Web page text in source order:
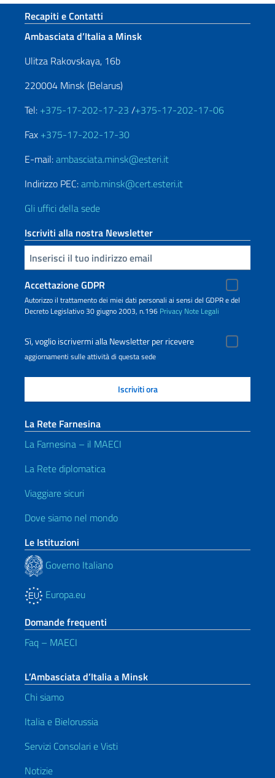
Sezione footer
Recapiti e Contatti
Ambasciata d’Italia a Minsk
Ulitza Rakovskaya, 16b
220004 Minsk (Belarus)
Tel: +375-17-202-17-23 /+375-17-202-17-06
Fax +375-17-202-17-30
E-mail:ambasciata.minsk@esteri.it
Indirizzo PEC:amb.minsk@cert.esteri.it
Gli uffici della sede
Iscriviti alla nostra Newsletter
Inserisci la tua email
Accettazione GDPR
Autorizzo il trattamento dei miei dati personali ai sensi del GDPR e del
Decreto Legislativo 30 giugno 2003, n.196 Privacy Note Legali
Sì, voglio iscrivermi alla Newsletter per ricevere
aggiornamenti sulle attività di questa sede
La Rete Farnesina
La Farnesina – il MAECI
La Rete diplomatica
Viaggiare sicuri
Dove siamo nel mondo
Le Istituzioni
Governo Italiano
Europa.eu
Domande frequenti
Faq – MAECI
L’Ambasciata d’Italia a Minsk
Chi siamo
Italia e Bielorussia
Servizi Consolari e Visti
Notizie